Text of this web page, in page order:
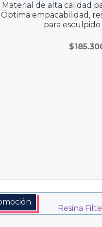
Material de alta calidad
Óptima empacabilidad,
para
$